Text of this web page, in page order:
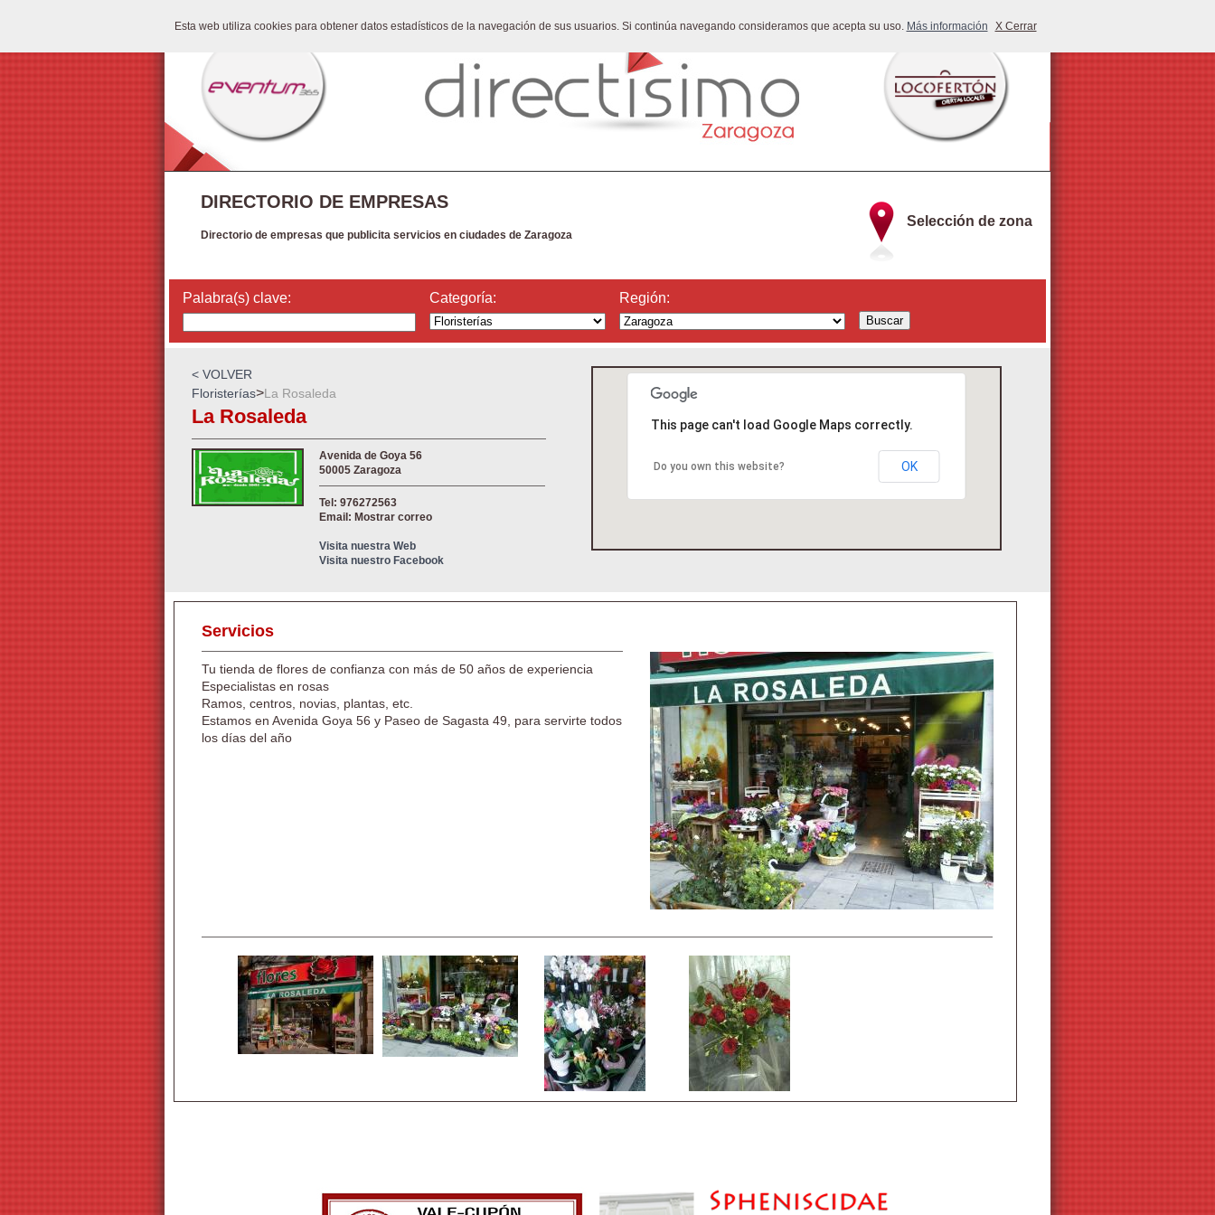
Esta web utiliza cookies para obtener datos estadísticos de la navegación de sus usuarios. Si continúa navegando consideramos que acepta su uso. Más información X Cerrar
Selección de zona
DIRECTORIO DE EMPRESAS
Directorio de empresas que publicita servicios en ciudades de Zaragoza
Palabra(s) clave: Categoría: Región:
< VOLVER
Floristerías>La Rosaleda
La Rosaleda
Avenida de Goya 56
50005 Zaragoza
Tel: 976272563
Email: Mostrar correo
Visita nuestra Web
Visita nuestro Facebook
This page can't load Google Maps correctly.
Do you own this website? OK
Servicios
Tu tienda de flores de confianza con más de 50 años de experiencia
Especialistas en rosas
Ramos, centros, novias, plantas, etc.
Estamos en Avenida Goya 56 y Paseo de Sagasta 49, para servirte todos
los días del año